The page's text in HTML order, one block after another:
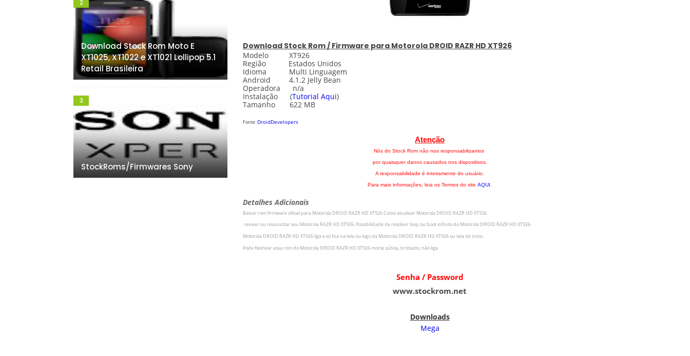
Download Stock Rom / Firmware para Motorola DROID RAZR HD XT926
Modelo XT926
Região Estados Unidos
Idioma Multi Linguagem
Android 4.1.2 Jelly Bean
Operadora n/a
Instalação (Tutorial Aqui)
Tamanho 622 MB
Fonte DroidDevelopers
Atenção
Nós do Stock Rom não nos responsabilizamos
por quaisquer danos causados nos dispositivos.
A responsabilidade é inteiramente do usuário.
Para mais informações, leia os Termos do site AQUI
Detalhes Adicionais
Baixar rom firmware oficial para Motorola DROID RAZR HD XT926Como atualizar Motorola DROID RAZR HD XT926
reviver ou ressuscitar seu Motorola RAZR HD XT926. Possibilidade de resolver loop ou boot infinito do Motorola DROID RAZR HD XT926.
Motorola DROID RAZR HD XT926 liga e só fica na tela ou logo da Motorola DROID RAZR HD XT926ou tela de inicio.
Pode flashear essa rom do Motorola DROID RAZR HD XT926 morte súbita, brickado, não liga
Senha / Password
www.stockrom.net
Downloads
Mega
Download Stock Rom Moto E
XT1025, XT1022 e XT1021 Lollipop 5.1
Retail Brasileira
StockRoms/Firmwares Sony